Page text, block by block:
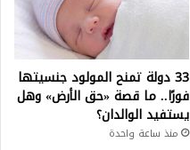
33 دولة تمنح المولود جنسيتها
فورًا.. ما قصة «حق الأرض» وهل
يستفيد الوالدان؟
منذ ساعة واحدة